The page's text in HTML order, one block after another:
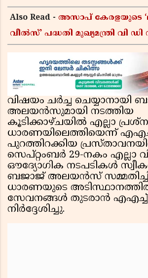
Also Read - അസാപ് കേരളയുടെ
വീൽസ്’ പദ്ധതി മുഖ്യമന്ത്രി വി
വിഷയം ചർച്ച ചെയ്യാനായി
അലയൻസുമായി നടത്തിയ
കൂടിക്കാഴ്ചയിൽ എല്ലാ
ധാരണയിലെത്തിയെന്ന്
പുറത്തിറക്കിയ
സെപ്റ്റംബർ 29-നകം എല്ലാ
ഔദ്യോഗിക നടപടികൾ
ബജാജ് അലയൻസ്
ധാരണയുടെ
സേവനങ്ങൾ തുടരാൻ
നിർദ്ദേശിച്ചു.